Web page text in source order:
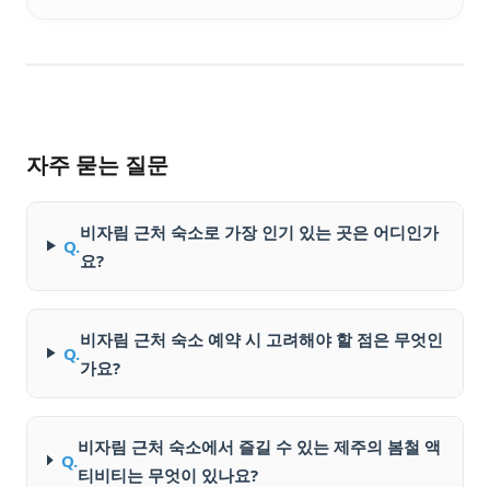
자주 묻는 질문
Q.
비자림 근처 숙소로 가장 인기 있는 곳은 어디인가
요?
Q.
비자림 근처 숙소 예약 시 고려해야 할 점은 무엇인
가요?
Q.
비자림 근처 숙소에서 즐길 수 있는 제주의 봄철 액
티비티는 무엇이 있나요?